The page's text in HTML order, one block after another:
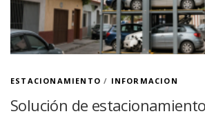
ESTACIONAMIENTO / INFORMACION
Solución de